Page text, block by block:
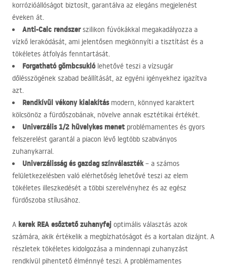
korrózióállóságot biztosít, garantálva az elegáns megjelenést
éveken át.
Anti-Calc rendszerszilikon fúvókákkal megakadályozza a
vízkő lerakódását, ami jelentősen megkönnyíti a tisztítást és a
tökéletes átfolyás fenntartását.
Forgatható gömbcsuklólehetővé teszi a vízsugár
dőlésszögének szabad beállítását, az egyéni igényekhez igazítva
azt.
Rendkívül vékony kialakításmodern, könnyed karaktert
kölcsönöz a fürdőszobának, növelve annak esztétikai értékét.
Univerzális 1/2 hüvelykes menet problémamentes és gyors
felszerelést garantál a piacon lévő legtöbb szabványos
zuhanykarral.
Univerzálisság és gazdag színválaszték– a számos
felületkezelésben való elérhetőség lehetővé teszi az elem
tökéletes illeszkedését a többi szerelvényhez és az egész
fürdőszoba stílusához.
A kerek REA esőztető zuhanyfej optimális választás azok
számára, akik értékelik a megbízhatóságot és a kortalan dizájnt. A
részletek tökéletes kidolgozása a mindennapi zuhanyzást
rendkívül pihentető élménnyé teszi. A problémamentes